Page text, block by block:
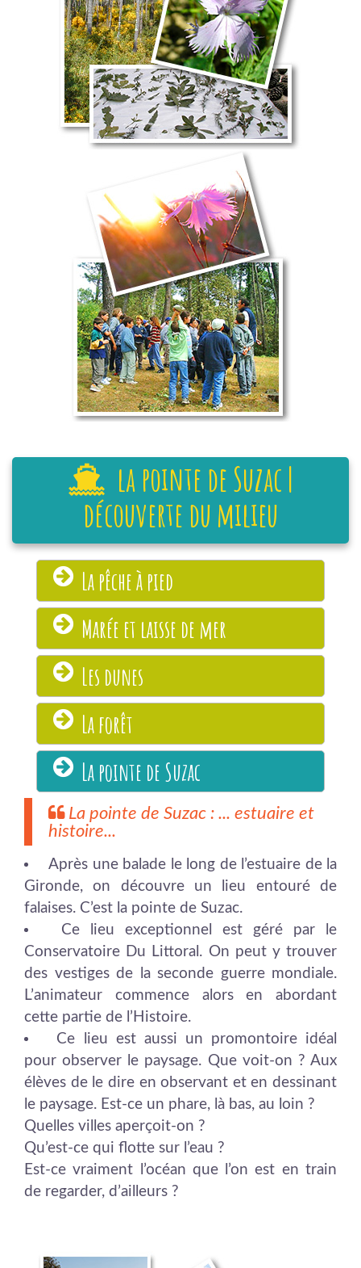
la pointe de Suzac |
découverte du milieu
La pêche à pied
Marée et laisse de mer
Les dunes
La forêt
La pointe de Suzac
La pointe de Suzac : ... estuaire et
histoire...
Après une balade le long de l’estuaire de la
Gironde, on découvre un lieu entouré de
falaises. C’est la pointe de Suzac.
Ce lieu exceptionnel est géré par le
Conservatoire Du Littoral. On peut y trouver
des vestiges de la seconde guerre mondiale.
L’animateur commence alors en abordant
cette partie de l’Histoire.
Ce lieu est aussi un promontoire idéal
pour observer le paysage. Que voit-on ? Aux
élèves de le dire en observant et en dessinant
le paysage. Est-ce un phare, là bas, au loin ?
Quelles villes aperçoit-on ?
Qu’est-ce qui flotte sur l’eau ?
Est-ce vraiment l’océan que l’on est en train
de regarder, d’ailleurs ?